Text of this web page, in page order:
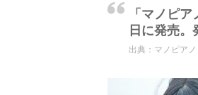
「マノピ
日に発売。
出典： マノピア